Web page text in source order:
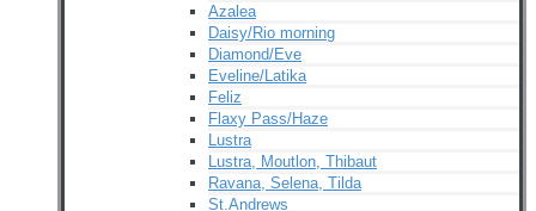
Azalea
Daisy/Rio morning
Diamond/Eve
Eveline/Latika
Feliz
Flaxy Pass/Haze
Lustra
Lustra, Moutlon, Thibaut
Ravana, Selena, Tilda
St.Andrews